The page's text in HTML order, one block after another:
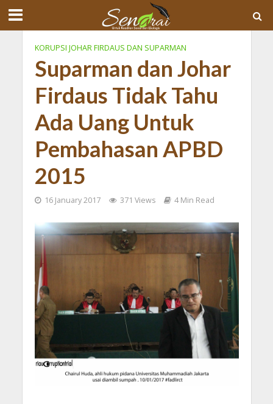
KORUPSI JOHAR FIRDAUS DAN SUPARMAN
Suparman dan Johar
Firdaus Tidak Tahu
Ada Uang Untuk
Pembahasan APBD
2015
16 January 2017 371 Views 4 Min Read